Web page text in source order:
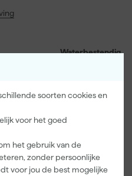
soorten cookies en
voor het goed
het gebruik van de
zonder persoonlijke
voor jou de best mogelijke
Waterbestendig
Binnen, Buiten
Deuren en Kozijnen, Tuinhout,